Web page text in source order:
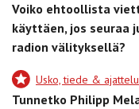
Voiko ehtoollista
käyttäen, jos seuraa
radion välityksellä?
Usko, tiede & ajattelu
Tunnetko Philipp